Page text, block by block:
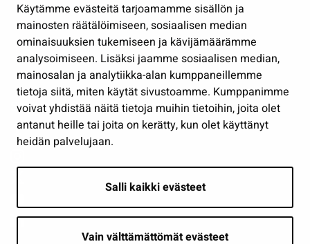
Käytämme evästeitä tarjoamamme sisällön ja
mainosten räätälöimiseen, sosiaalisen median
ominaisuuksien tukemiseen ja kävijämäärämme
analysoimiseen. Lisäksi jaamme sosiaalisen median,
mainosalan ja analytiikka-alan kumppaneillemme
tietoja siitä, miten käytät sivustoamme. Kumppanimme
voivat yhdistää näitä tietoja muihin tietoihin, joita olet
antanut heille tai joita on kerätty, kun olet käyttänyt
heidän palvelujaan.
Salli kaikki evästeet
Vain välttämättömät evästeet
Työ ja yrittäminen
Osallistu ja asioi
Näytä omat evästeasetukseni
Seuraa meitä